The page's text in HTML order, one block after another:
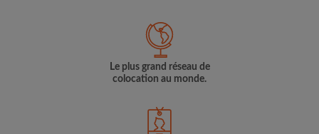
Le plus grand réseau de
colocation au monde.